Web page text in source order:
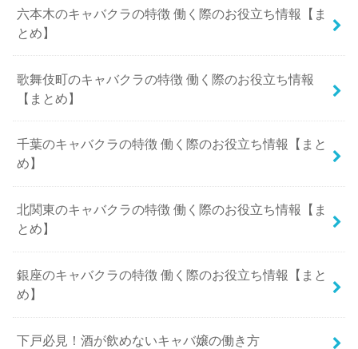
六本木のキャバクラの特徴 働く際のお役立ち情報【ま
とめ】
歌舞伎町のキャバクラの特徴 働く際のお役立ち情報
【まとめ】
千葉のキャバクラの特徴 働く際のお役立ち情報【まと
め】
北関東のキャバクラの特徴 働く際のお役立ち情報【ま
とめ】
銀座のキャバクラの特徴 働く際のお役立ち情報【まと
め】
下戸必見！酒が飲めないキャバ嬢の働き方